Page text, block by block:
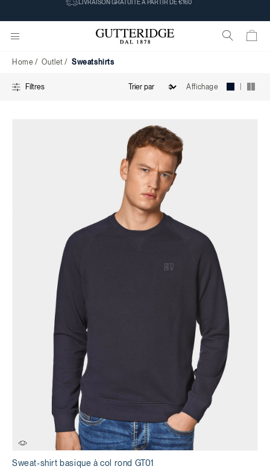
Sweatshirts
Home Outlet Sweatshirts
Filtres Affichage |
Sweat-shirt basique à col rond GT01